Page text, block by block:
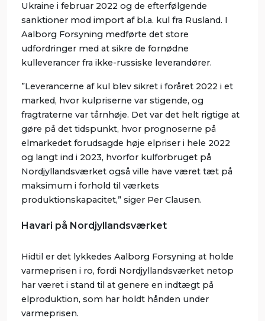
Ukraine i februar 2022 og de efterfølgende
sanktioner mod import af bl.a. kul fra Rusland. I
Aalborg Forsyning medførte det store
udfordringer med at sikre de fornødne
kulleverancer fra ikke-russiske leverandører.
”Leverancerne af kul blev sikret i foråret 2022 i et
marked, hvor kulpriserne var stigende, og
fragtraterne var tårnhøje. Det var det helt rigtige at
gøre på det tidspunkt, hvor prognoserne på
elmarkedet forudsagde høje elpriser i hele 2022
og langt ind i 2023, hvorfor kulforbruget på
Nordjyllandsværket også ville have været tæt på
maksimum i forhold til værkets
produktionskapacitet,” siger Per Clausen.
Havari på Nordjyllandsværket
Hidtil er det lykkedes Aalborg Forsyning at holde
varmeprisen i ro, fordi Nordjyllandsværket netop
har været i stand til at genere en indtægt på
elproduktion, som har holdt hånden under
varmeprisen.